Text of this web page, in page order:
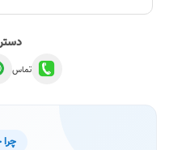
تماس
چرا